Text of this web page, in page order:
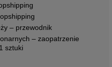
– przewodnik
– zaopatrzenie
sztuki